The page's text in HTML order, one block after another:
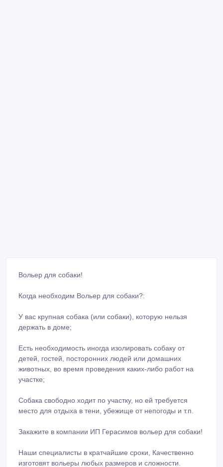
Вольер для собаки!
Когда необходим Вольер для собаки?:
У вас крупная собака (или собаки), которую нельзя
держать в доме;
Есть необходимость иногда изолировать собаку от
детей, гостей, посторонних людей или домашних
животных, во время проведения каких-либо работ на
участке;
Собака свободно ходит по участку, но ей требуется
место для отдыха в тени, убежище от непогоды и т.п.
Закажите в компании ИП Герасимов вольер для собаки!
Наши специалисты в кратчайшие сроки, Качественно
изготовят вольеры любых размеров и сложности.